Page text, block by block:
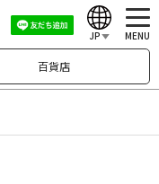
百貨店
JP
English
MENU